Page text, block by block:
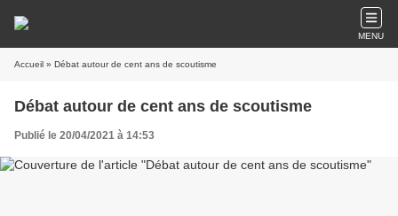
MENU
Accueil » Débat autour de cent ans de scoutisme
Débat autour de cent ans de scoutisme
Publié le 20/04/2021 à 14:53